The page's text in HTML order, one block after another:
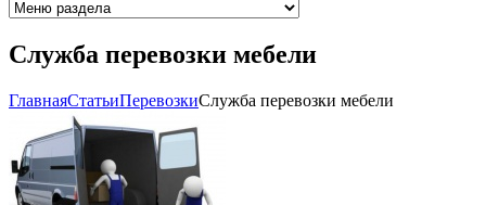
Служба перевозки мебели
ГлавнаяCтатьиПеревозкиСлужба перевозки мебели